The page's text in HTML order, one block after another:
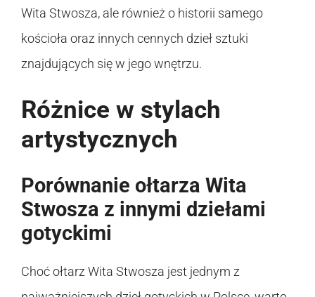
Wita Stwosza, ale również o historii samego
kościoła oraz innych cennych dzieł sztuki
znajdujących się w jego wnętrzu.
Różnice w stylach
artystycznych
Porównanie ołtarza Wita
Stwosza z innymi dziełami
gotyckimi
Choć ołtarz Wita Stwosza jest jednym z